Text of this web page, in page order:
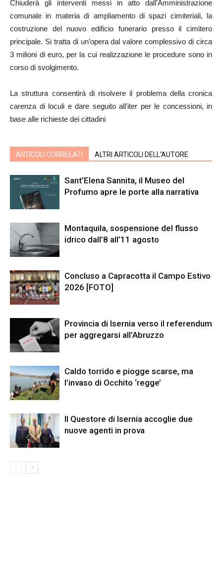
Chiuderà gli interventi messi in atto dall’Amministrazione
comunale in materia di ampliamento di spazi cimiteriali, la
costruzione del nuovo edificio funerario presso il cimitero
principale. Si tratta di un’opera dal valore complessivo di circa
3 milioni di euro, per la cui realizzazione le procedure sono in
corso di svolgimento.
La struttura consentirà di risolvere il problema della cronica
carenza di loculi e dare seguito all’iter per le concessioni, in
base alle richieste dei cittadini
ARTICOLI CORRELATI ALTRI ARTICOLI DELL'AUTORE
Sant’Elena Sannita, il Museo del
Profumo apre le porte alla narrativa
Montaquila, sospensione del flusso
idrico dall’8 all’11 agosto
Concluso a Capracotta il Campo Estivo
2026 [FOTO]
Provincia di Isernia verso il referendum
per aggregarsi all’Abruzzo
Caldo torrido e piogge scarse, ma
l’invaso di Occhito ‘regge’
Il Questore di Isernia accoglie due
nuove agenti in prova